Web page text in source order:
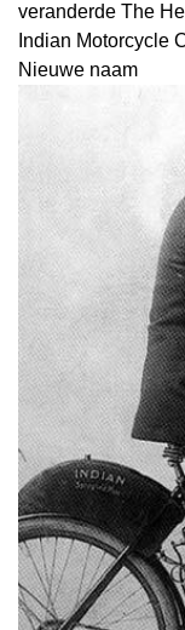
veranderde The
Indian Motorcycle
Nieuwe naam